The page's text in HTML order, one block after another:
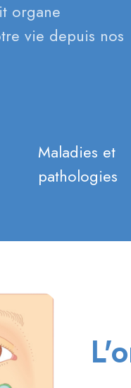
organe
vie depuis nos
Maladies et
pathologies